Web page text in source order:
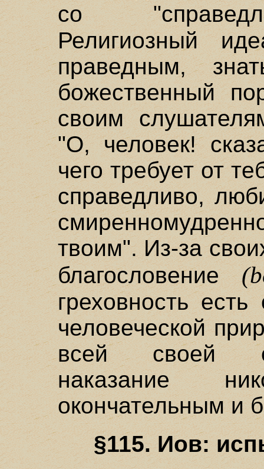
со
Религиозный
праведным,
божественный
своим
"О, человек!
чего требует от
справедливо,
твоим". Из-за
благословение
греховность
человеческой
всей своей
наказание
окончательным и
§115. Иов: